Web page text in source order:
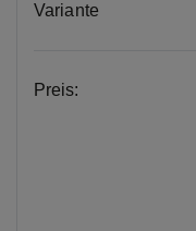
Variante
Preis: